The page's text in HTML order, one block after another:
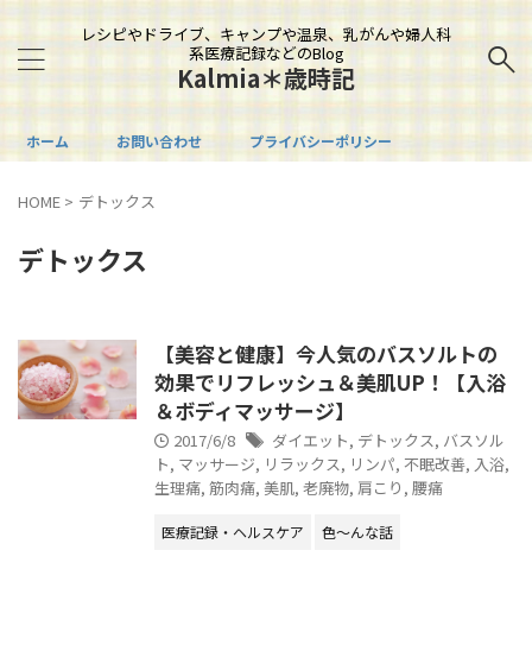
レシピやドライブ、キャンプや温泉、乳がんや婦人科
系医療記録などのBlog
Kalmia＊歳時記
ホーム お問い合わせ プライバシーポリシー
HOME > デトックス
デトックス
【美容と健康】今人気のバスソルトの
効果でリフレッシュ＆美肌UP！【入浴
＆ボディマッサージ】
2017/6/8 ダイエット, デトックス, バスソル
ト, マッサージ, リラックス, リンパ, 不眠改善, 入浴,
生理痛, 筋肉痛, 美肌, 老廃物, 肩こり , 腰痛
医療記録・ヘルスケア 色～んな話